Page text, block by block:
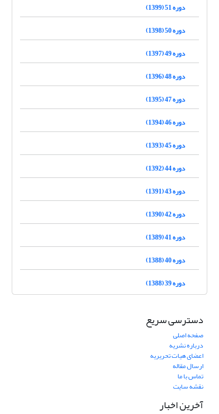
دوره 51 (1399)
دوره 50 (1398)
دوره 49 (1397)
دوره 48 (1396)
دوره 47 (1395)
دوره 46 (1394)
دوره 45 (1393)
دوره 44 (1392)
دوره 43 (1391)
دوره 42 (1390)
دوره 41 (1389)
دوره 40 (1388)
دوره 39 (1388)
دسترسی سریع
صفحه اصلی
درباره نشریه
اعضای هیات تحریریه
ارسال مقاله
تماس با ما
نقشه سایت
آخرین اخبار